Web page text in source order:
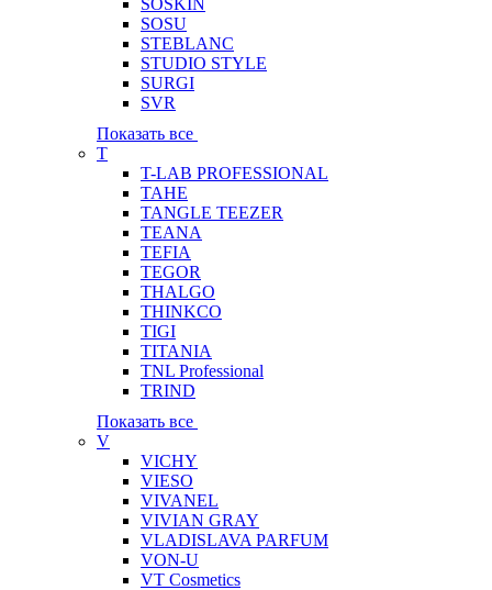
SOSKIN
SOSU
STEBLANC
STUDIO STYLE
SURGI
SVR
Показать все
T
T-LAB PROFESSIONAL
TAHE
TANGLE TEEZER
TEANA
TEFIA
TEGOR
THALGO
THINKCO
TIGI
TITANIA
TNL Professional
TRIND
Показать все
V
VICHY
VIESO
VIVANEL
VIVIAN GRAY
VLADISLAVA PARFUM
VON-U
VT Cosmetics